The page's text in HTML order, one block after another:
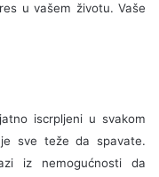
u vašem životu. Vaše
iscrpljeni u svakom
sve teže da spavate.
iz nemogućnosti da